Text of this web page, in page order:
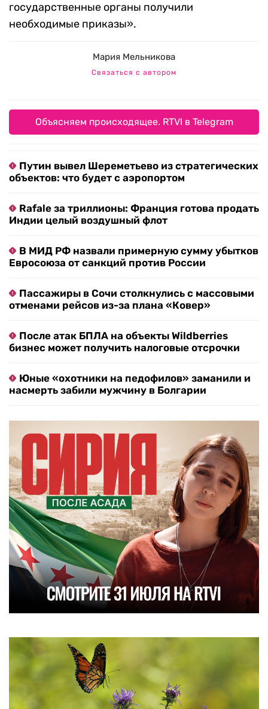
государственные органы получили
необходимые приказы».
Мария Мельникова
Связаться с автором
Объясняем происходящее. RTVI в Telegram
Путин вывел Шереметьево из стратегических
объектов: что будет с аэропортом
Rafale за триллионы: Франция готова продать
Индии целый воздушный флот
В МИД РФ назвали примерную сумму убытков
Евросоюза от санкций против России
Пассажиры в Сочи столкнулись с массовыми
отменами рейсов из-за плана «Ковер»
После атак БПЛА на объекты Wildberries
бизнес может получить налоговые отсрочки
Юные «охотники на педофилов» заманили и
насмерть забили мужчину в Болгарии